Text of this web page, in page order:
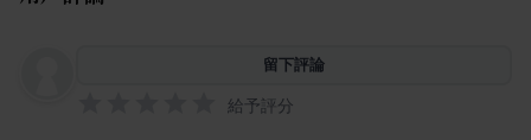
留下評論
給予評分